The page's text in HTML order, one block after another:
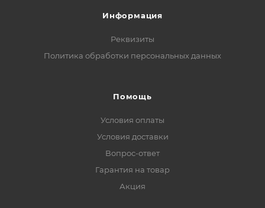
Информация
Реквизиты
Политика обработки персональных данных
Помощь
Условия оплаты
Условия доставки
Вопрос-ответ
Гарантия на товар
Акция